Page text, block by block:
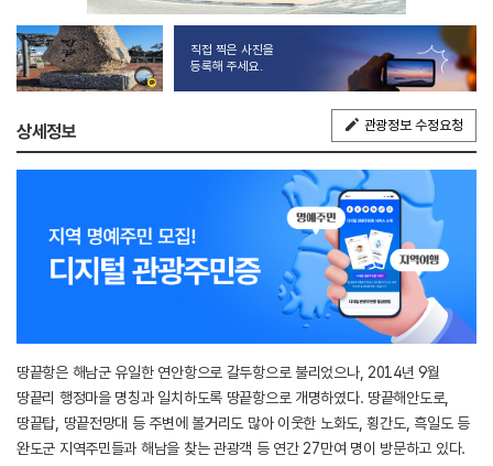
직접 찍은 사진을
등록해 주세요.
상세정보 관광정보 수정요청
땅끝항은 해남군 유일한 연안항으로 갈두항으로 불리었으나, 2014년 9월
땅끝리 행정마을 명칭과 일치하도록 땅끝항으로 개명하였다. 땅끝해안도로,
땅끝탑, 땅끝전망대 등 주변에 볼거리도 많아 이웃한 노화도, 횡간도, 흑일도 등
완도군 지역주민들과 해남을 찾는 관광객 등 연간 27만여 명이 방문하고 있다.